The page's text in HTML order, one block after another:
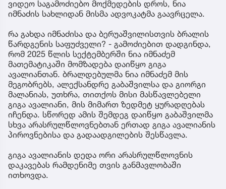
ვიდეო საგამოძიებო მოქმედების დროს, ნია
იმნაძის სახლიდან მისმა ადვოკატმა გაავრცელა.
რა გახდა იმნაძისა და ბერუაშვილისთვის ბრალის
წარდგენის საფუძველი? - გამოძიებით დადგინდა,
რომ 2025 წლის სექტემბერში ნია იმნაძემ
მათემატიკაში მომზადება დაიწყო გიგა
ავალიანთან. ბრალდებულმა ნია იმნაძემ მის
მეგობრებს, ალექსანდრე გაბაშვილსა და გიორგი
მალანიას, უთხრა, თითქოს მისი მასწავლებელი
გიგა ავალიანი, მის მიმართ ზედმეტ ყურადღებას
იჩენდა. სწორედ ამის შემდეგ დაიწყო გაბაშვილმა
სხვა არასრულწლოვნებთან ერთად გიგა ავალიანის
პიროვნებისა და გადაადგილების შესწავლა.
გიგა ავალიანის დედა ორი არასრულწლოვნის
დაკავებას რამდენიმე თვის განმავლობაში
ითხოვდა.